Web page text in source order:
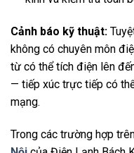
Cảnh báo kỹ thuật:
không có chuyên môn
từ có thể tích điện lên
— tiếp xúc trực tiếp có
mạng.
Trong các trường hợp